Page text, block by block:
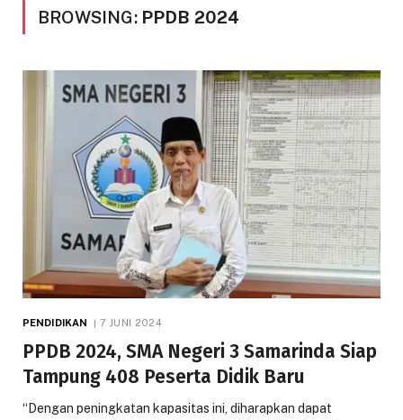
BROWSING: PPDB 2024
PENDIDIKAN 7 JUNI 2024
PPDB 2024, SMA Negeri 3 Samarinda Siap
Tampung 408 Peserta Didik Baru
“Dengan peningkatan kapasitas ini, diharapkan dapat